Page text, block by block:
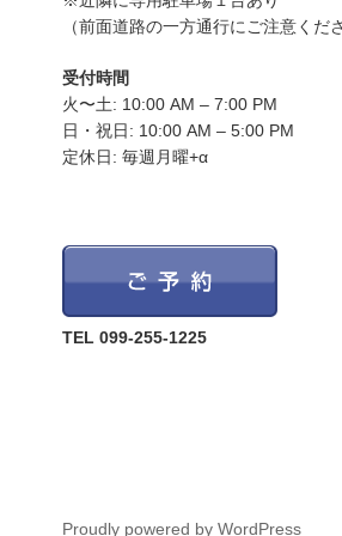
（前面道路の一方通行にご注意くだ
受付時間
火〜土: 10:00 AM – 7:00 PM
日・祝日: 10:00 AM – 5:00 PM
定休日: 毎週月曜+α
TEL 099-255-1225
Proudly powered by WordPress